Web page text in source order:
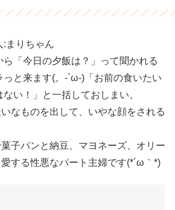
:まりちゃん
ら「今日の夕飯は？」って聞かれる
っと来ます(。-`ω-)「お前の食いたい
ない！」と一括しておしまい。
なものを出して、いやな顔をされる
子パンと納豆、マヨネーズ、オリー
する性悪なパート主婦です(*´ω｀*)